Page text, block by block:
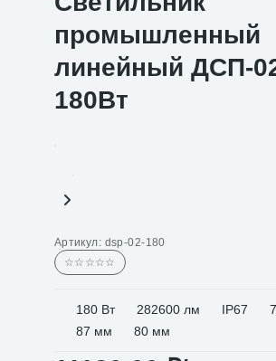
промышленный
линейный ДСП-
180Вт
Артикул: dsp-02-180
☆☆☆☆☆
180 Вт 282600 лм IP67
87 мм
80 мм